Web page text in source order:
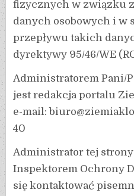
fizycznych w związku
danych osobowych i w
przepływu takich
dyrektywy 95/46/WE
Administratorem Pani/
jest redakcja portalu
e-mail:
40
Administrator tej
Inspektorem Ochrony
się kontaktować